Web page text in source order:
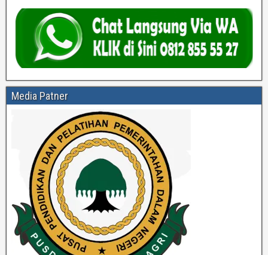
Media Patner